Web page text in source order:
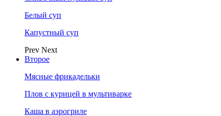
Белый суп
Капустный суп
Prev Next
Второе
Мясные фрикадельки
Плов с курицей в мультиварке
Каша в аэрогриле